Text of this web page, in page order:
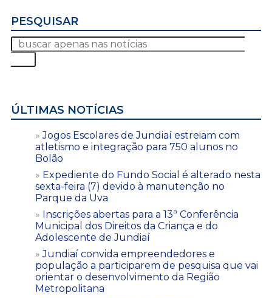
PESQUISAR
ÚLTIMAS NOTÍCIAS
Jogos Escolares de Jundiaí estreiam com
atletismo e integração para 750 alunos no
Bolão
Expediente do Fundo Social é alterado nesta
sexta-feira (7) devido à manutenção no
Parque da Uva
Inscrições abertas para a 13ª Conferência
Municipal dos Direitos da Criança e do
Adolescente de Jundiaí
Jundiaí convida empreendedores e
população a participarem de pesquisa que vai
orientar o desenvolvimento da Região
Metropolitana